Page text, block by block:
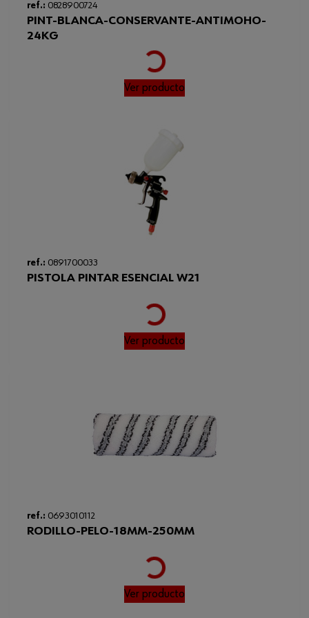
ref.: 0828900724
PINT-BLANCA-CONSERVANTE-ANTIMOHO-
24KG
Loading...
Ver producto
ref.: 0891700033
PISTOLA PINTAR ESENCIAL W21
Loading...
Ver producto
ref.: 0693010112
RODILLO-PELO-18MM-250MM
Loading...
Ver producto